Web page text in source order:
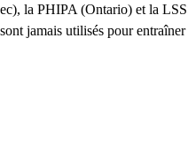
la PHIPA (Ontario) et la
jamais utilisés pour